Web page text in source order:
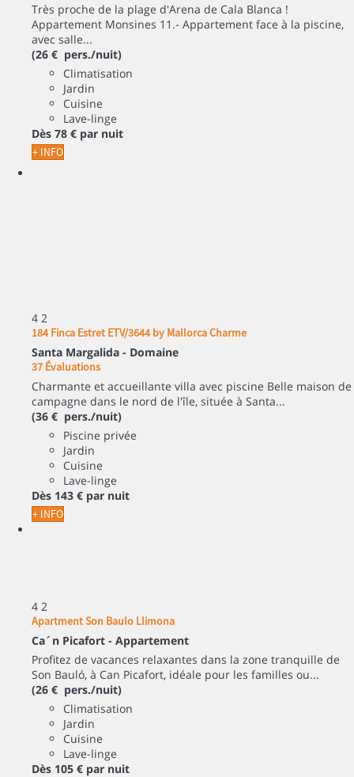
Très proche de la plage d'Arena de Cala Blanca !
Appartement Monsines 11.- Appartement face à la piscine,
avec salle...
(26 € pers./nuit)
Climatisation
Jardin
Cuisine
Lave-linge
Dès 78 € par nuit
+ INFO
4 2
184 Finca Estret ETV/3644 by Mallorca Charme
Santa Margalida - Domaine
37 Évaluations
Charmante et accueillante villa avec piscine Belle maison de
campagne dans le nord de l'île, située à Santa...
(36 € pers./nuit)
Piscine privée
Jardin
Cuisine
Lave-linge
Dès 143 € par nuit
+ INFO
4 2
Apartment Son Baulo Llimona
Ca´n Picafort - Appartement
Profitez de vacances relaxantes dans la zone tranquille de
Son Bauló, à Can Picafort, idéale pour les familles ou...
(26 € pers./nuit)
Climatisation
Jardin
Cuisine
Lave-linge
Dès 105 € par nuit